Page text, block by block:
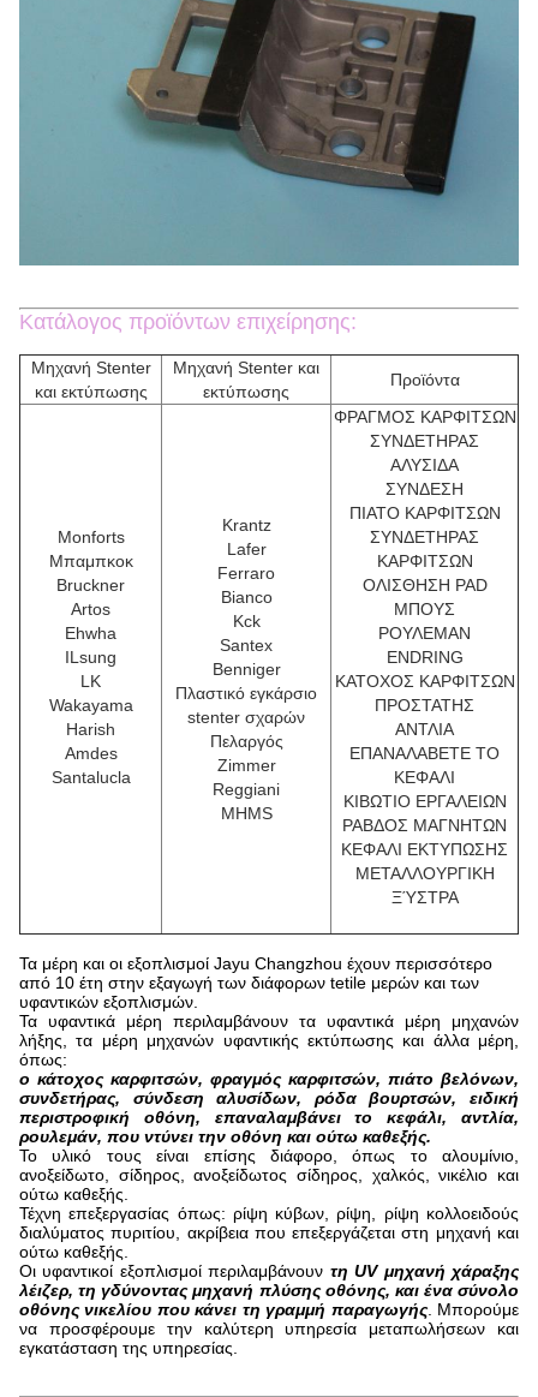
Κατάλογος προϊόντων επιχείρησης:
Μηχανή Stenter
και εκτύπωσης
Μηχανή Stenter και
εκτύπωσης
Προϊόντα
Monforts
Μπαμπκοκ
Bruckner
Artos
Ehwha
ILsung
LK
Wakayama
Harish
Amdes
Santalucla
Krantz
Lafer
Ferraro
Bianco
Kck
Santex
Benniger
Πλαστικό εγκάρσιο
stenter σχαρών
Πελαργός
Zimmer
Reggiani
MHMS
ΦΡΑΓΜΟΣ ΚΑΡΦΙΤΣΩΝ
ΣΥΝΔΕΤΗΡΑΣ
ΑΛΥΣΙΔΑ
ΣΥΝΔΕΣΗ
ΠΙΑΤΟ ΚΑΡΦΙΤΣΩΝ
ΣΥΝΔΕΤΗΡΑΣ
ΚΑΡΦΙΤΣΩΝ
ΟΛΙΣΘΗΣΗ PAD
ΜΠΟΥΣ
ΡΟΥΛΕΜΑΝ
ENDRING
ΚΑΤΟΧΟΣ ΚΑΡΦΙΤΣΩΝ
ΠΡΟΣΤΑΤΗΣ
ΑΝΤΛΙΑ
ΕΠΑΝΑΛΑΒΕΤΕ ΤΟ
ΚΕΦΑΛΙ
ΚΙΒΩΤΙΟ ΕΡΓΑΛΕΙΩΝ
ΡΑΒΔΟΣ ΜΑΓΝΗΤΩΝ
ΚΕΦΑΛΙ ΕΚΤΥΠΩΣΗΣ
ΜΕΤΑΛΛΟΥΡΓΙΚΗ
ΞΎΣΤΡΑ
Τα μέρη και οι εξοπλισμοί Jayu Changzhou έχουν περισσότερο
από 10 έτη στην εξαγωγή των διάφορων tetile μερών και των
υφαντικών εξοπλισμών.
Τα υφαντικά μέρη περιλαμβάνουν τα υφαντικά μέρη μηχανών
λήξης, τα μέρη μηχανών υφαντικής εκτύπωσης και άλλα μέρη,
όπως:
ο κάτοχος καρφιτσών, φραγμός καρφιτσών, πιάτο βελόνων,
συνδετήρας, σύνδεση αλυσίδων, ρόδα βουρτσών, ειδική
περιστροφική οθόνη, επαναλαμβάνει το κεφάλι, αντλία,
ρουλεμάν, που ντύνει την οθόνη και ούτω καθεξής.
Το υλικό τους είναι επίσης διάφορο, όπως το αλουμίνιο,
ανοξείδωτο, σίδηρος, ανοξείδωτος σίδηρος, χαλκός, νικέλιο και
ούτω καθεξής.
Τέχνη επεξεργασίας όπως: ρίψη κύβων, ρίψη, ρίψη κολλοειδούς
διαλύματος πυριτίου, ακρίβεια που επεξεργάζεται στη μηχανή και
ούτω καθεξής.
Οι υφαντικοί εξοπλισμοί περιλαμβάνουν τη UV μηχανή χάραξης
λέιζερ, τη γδύνοντας μηχανή πλύσης οθόνης, και ένα σύνολο
οθόνης νικελίου που κάνει τη γραμμή παραγωγής. Μπορούμε
να προσφέρουμε την καλύτερη υπηρεσία μεταπωλήσεων και
εγκατάσταση της υπηρεσίας.